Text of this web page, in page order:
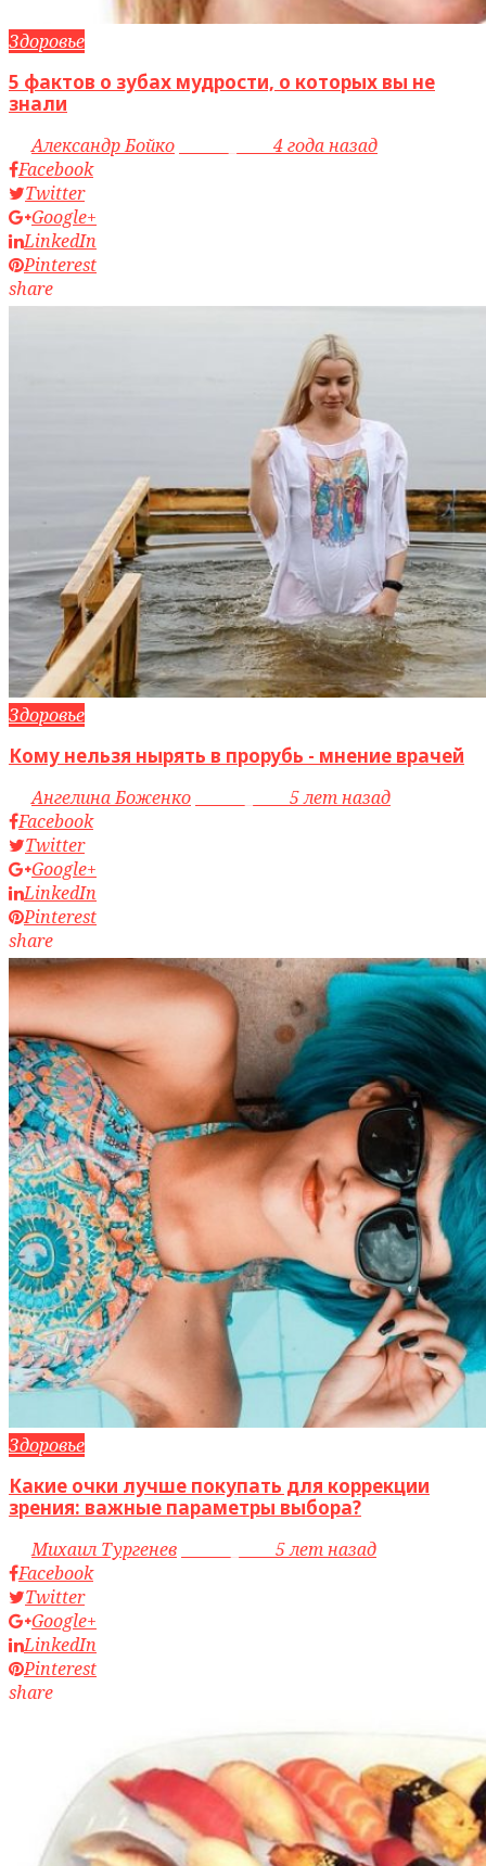
Здоровье
5 фактов о зубах мудрости, о которых вы не
знали
byАлександр Бойко
4 года назад
Facebook
Twitter
Google+
LinkedIn
Pinterest
share
Здоровье
Кому нельзя нырять в прорубь - мнение врачей
byАнгелина Боженко
5 лет назад
Facebook
Twitter
Google+
LinkedIn
Pinterest
share
Здоровье
Какие очки лучше покупать для коррекции
зрения: важные параметры выбора?
byМихаил Тургенев
5 лет назад
Facebook
Twitter
Google+
LinkedIn
Pinterest
share